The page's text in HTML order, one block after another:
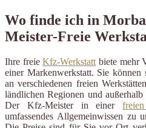
Wo finde ich in
Meister-Freie
Ihre freieKfz-Werkstattbiete mehr
einer Markenwerkstatt. Sie
an verschiedenen freien
ländlichen Regionen und
Der Kfz-Meister in einer
umfassendes Allgemeinwissen zu